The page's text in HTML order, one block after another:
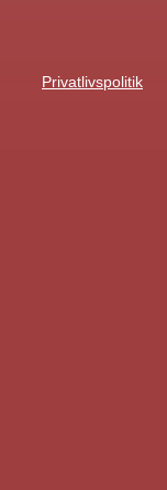
Privatlivspolitik